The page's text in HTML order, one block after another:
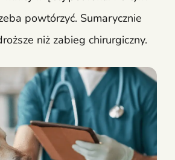
powtórzyć. Sumarycznie
niż zabieg chirurgiczny.